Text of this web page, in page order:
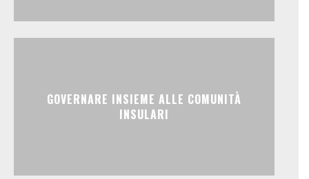
GOVERNARE INSIEME ALLE COMUNITÀ
INSULARI